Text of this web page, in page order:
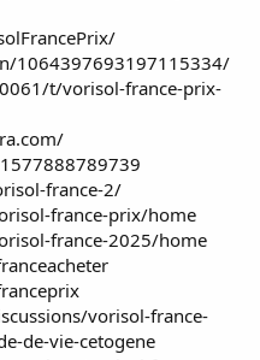
1064397693197115334/
t/vorisol-france-prix-
france-2/
france-prix/home
france-2025/home
vorisol-france-
de-vie-cetogene